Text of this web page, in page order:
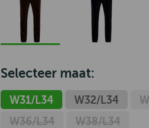
Selecteer maat:
W31/L34 W32/L34
W36/L34
W38/L34